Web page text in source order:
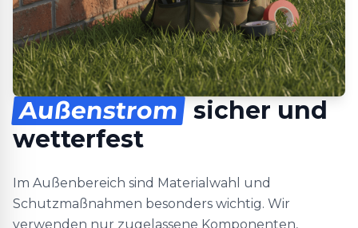
Außenstrom sicher und
wetterfest
Im Außenbereich sind Materialwahl und
Schutzmaßnahmen besonders wichtig. Wir
verwenden nur zugelassene Komponenten,